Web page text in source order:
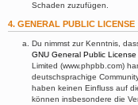
Schaden zuzufügen.
4. GENERAL PUBLIC LICENSE
Du nimmst zur Kenntnis,
GNU General Public License
Limited (www.phpbb.com)
deutschsprachige
haben keinen Einfluss auf
können insbesondere die